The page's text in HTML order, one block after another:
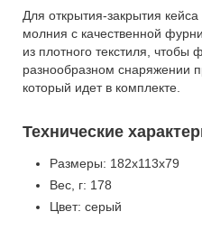
Для открытия-закрытия
молния с качественной
из плотного текстиля, чтобы
разнообразном снаряжении
который идет в комплекте.
Технические
Размеры: 182х113х79
Вес, г: 178
Цвет: серый